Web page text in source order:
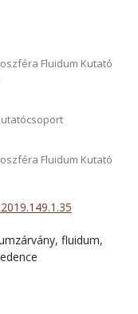
Fluidum Kutató
Fluidum Kutató
fluidum,